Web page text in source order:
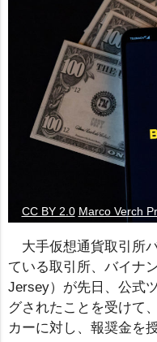
CC BY 2.0 Marco Verch
大手仮想通貨取引所
ている取引所、バイナ
Jersey）が先日、公式
グされたことを受けて
カーに対し、報奨金を